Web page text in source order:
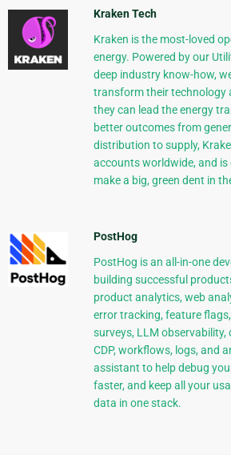
Kraken Tech
Kraken is the most-loved
energy. Powered by our
deep industry know-how,
transform their technology
they can lead the energy
better outcomes from
distribution to supply,
accounts worldwide, and is
make a big, green dent in
PostHog
PostHog is an all-in-one
building successful
product analytics, web
error tracking, feature
surveys, LLM observability,
CDP, workflows, logs, and
assistant to help debug
faster, and keep all your
data in one stack.